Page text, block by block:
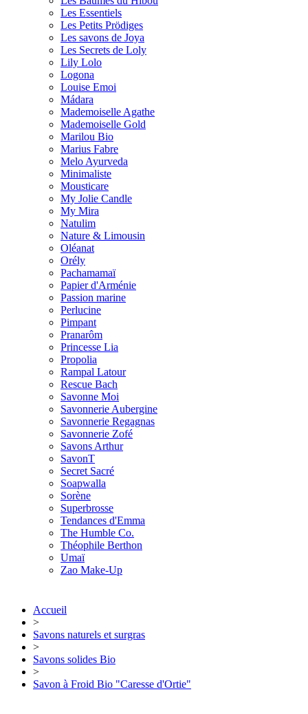
Les Essentiels
Les Petits Prödiges
Les savons de Joya
Les Secrets de Loly
Lily Lolo
Logona
Louise Emoi
Mádara
Mademoiselle Agathe
Mademoiselle Gold
Marilou Bio
Marius Fabre
Melo Ayurveda
Minimaliste
Mousticare
My Jolie Candle
My Mira
Natulim
Nature & Limousin
Oléanat
Orély
Pachamamaï
Papier d'Arménie
Passion marine
Perlucine
Pimpant
Pranarôm
Princesse Lia
Propolia
Rampal Latour
Rescue Bach
Savonne Moi
Savonnerie Aubergine
Savonnerie Regagnas
Savonnerie Zofé
Savons Arthur
SavonT
Secret Sacré
Soapwalla
Sorène
Superbrosse
Tendances d'Emma
The Humble Co.
Théophile Berthon
Umaï
Zao Make-Up
Accueil
>
Savons naturels et surgras
>
Savons solides Bio
>
Savon à Froid Bio "Caresse d'Ortie"